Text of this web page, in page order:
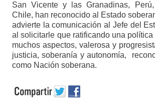
San Vicente y las Granadinas,
Chile, han reconocido al Estado
advierte la comunicación al Jefe del
al solicitarle que ratificando una
muchos aspectos, valerosa y
justicia, soberanía y autonomía,
como Nación soberana.